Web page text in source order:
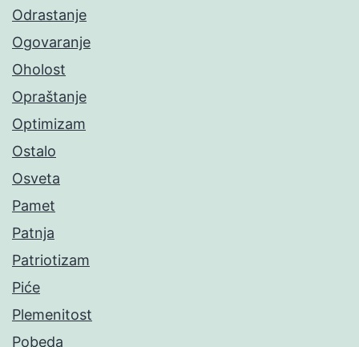
Odrastanje
Ogovaranje
Oholost
Opraštanje
Optimizam
Ostalo
Osveta
Pamet
Patnja
Patriotizam
Piće
Plemenitost
Pobeda